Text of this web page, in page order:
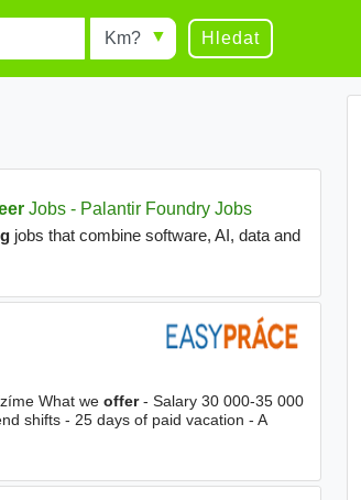
Radius Hledat
What we offer- Salary 30 000-35 000
shifts - 25 days of paid vacation - A